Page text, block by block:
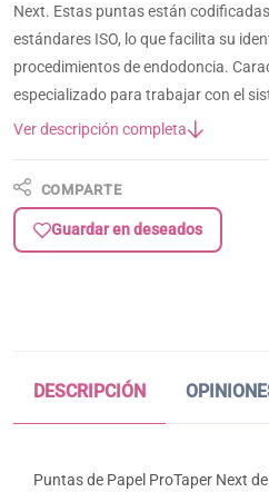
Next. Estas puntas están
estándares ISO, lo que facilita su
procedimientos de endodoncia.
especializado para trabajar con el
Ver descripción completa
COMPARTE
Guardar en deseados
DESCRIPCIÓN
Puntas de Papel ProTaper Next